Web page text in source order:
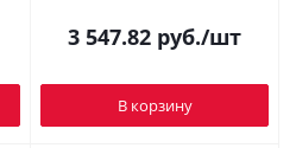
3 547.82 руб./шт
В корзину